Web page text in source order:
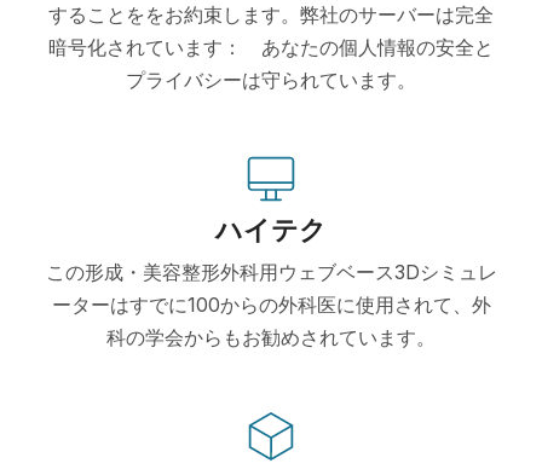
することををお約束します。弊社のサーバーは完全
暗号化されています： あなたの個人情報の安全と
プライバシーは守られています。
ハイテク
この形成・美容整形外科用ウェブベース3Dシミュレ
ーターはすでに100からの外科医に使用されて、外
科の学会からもお勧めされています。